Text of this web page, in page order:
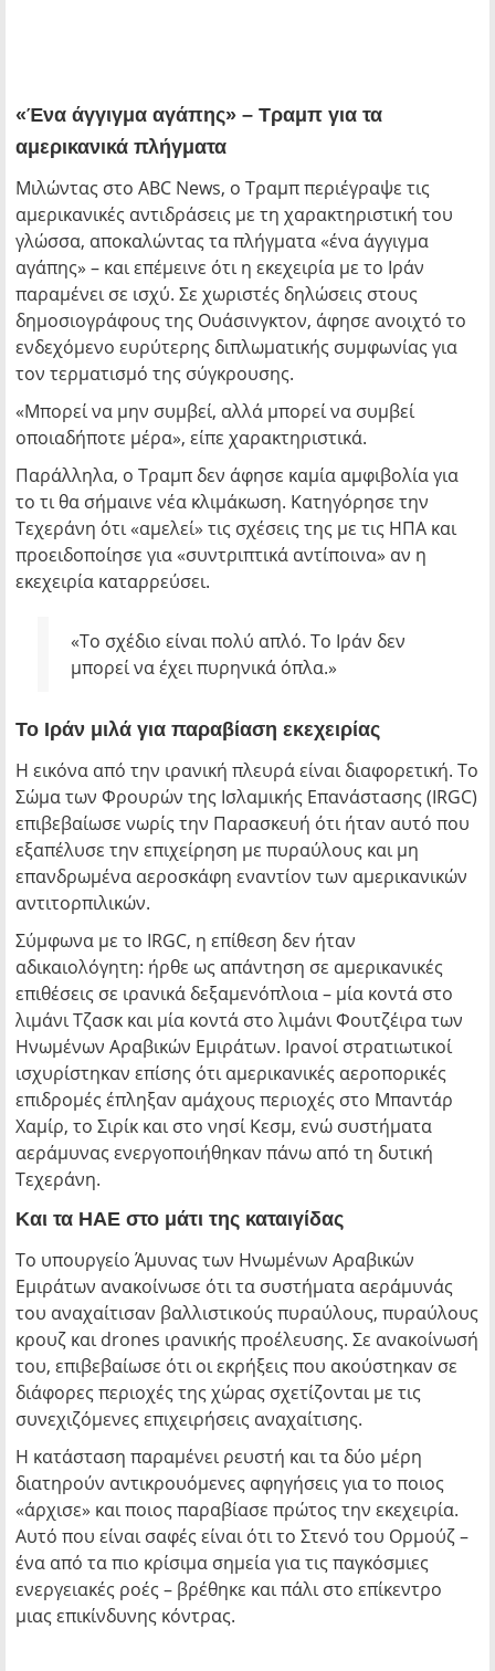
«Ένα άγγιγμα αγάπης» – Τραμπ για τα
αμερικανικά πλήγματα
Μιλώντας στο ABC News, ο Τραμπ περιέγραψε τις
αμερικανικές αντιδράσεις με τη χαρακτηριστική του
γλώσσα, αποκαλώντας τα πλήγματα «ένα άγγιγμα
αγάπης» – και επέμεινε ότι η εκεχειρία με το Ιράν
παραμένει σε ισχύ. Σε χωριστές δηλώσεις στους
δημοσιογράφους της Ουάσινγκτον, άφησε ανοιχτό το
ενδεχόμενο ευρύτερης διπλωματικής συμφωνίας για
τον τερματισμό της σύγκρουσης.
«Μπορεί να μην συμβεί, αλλά μπορεί να συμβεί
οποιαδήποτε μέρα», είπε χαρακτηριστικά.
Παράλληλα, ο Τραμπ δεν άφησε καμία αμφιβολία για
το τι θα σήμαινε νέα κλιμάκωση. Κατηγόρησε την
Τεχεράνη ότι «αμελεί» τις σχέσεις της με τις ΗΠΑ και
προειδοποίησε για «συντριπτικά αντίποινα» αν η
εκεχειρία καταρρεύσει.
«Το σχέδιο είναι πολύ απλό. Το Ιράν δεν
μπορεί να έχει πυρηνικά όπλα.»
Το Ιράν μιλά για παραβίαση εκεχειρίας
Η εικόνα από την ιρανική πλευρά είναι διαφορετική. Το
Σώμα των Φρουρών της Ισλαμικής Επανάστασης (IRGC)
επιβεβαίωσε νωρίς την Παρασκευή ότι ήταν αυτό που
εξαπέλυσε την επιχείρηση με πυραύλους και μη
επανδρωμένα αεροσκάφη εναντίον των αμερικανικών
αντιτορπιλικών.
Σύμφωνα με το IRGC, η επίθεση δεν ήταν
αδικαιολόγητη: ήρθε ως απάντηση σε αμερικανικές
επιθέσεις σε ιρανικά δεξαμενόπλοια – μία κοντά στο
λιμάνι Τζασκ και μία κοντά στο λιμάνι Φουτζέιρα των
Ηνωμένων Αραβικών Εμιράτων. Ιρανοί στρατιωτικοί
ισχυρίστηκαν επίσης ότι αμερικανικές αεροπορικές
επιδρομές έπληξαν αμάχους περιοχές στο Μπαντάρ
Χαμίρ, το Σιρίκ και στο νησί Κεσμ, ενώ συστήματα
αεράμυνας ενεργοποιήθηκαν πάνω από τη δυτική
Τεχεράνη.
Και τα ΗΑΕ στο μάτι της καταιγίδας
Το υπουργείο Άμυνας των Ηνωμένων Αραβικών
Εμιράτων ανακοίνωσε ότι τα συστήματα αεράμυνάς
του αναχαίτισαν βαλλιστικούς πυραύλους, πυραύλους
κρουζ και drones ιρανικής προέλευσης. Σε ανακοίνωσή
του, επιβεβαίωσε ότι οι εκρήξεις που ακούστηκαν σε
διάφορες περιοχές της χώρας σχετίζονται με τις
συνεχιζόμενες επιχειρήσεις αναχαίτισης.
Η κατάσταση παραμένει ρευστή και τα δύο μέρη
διατηρούν αντικρουόμενες αφηγήσεις για το ποιος
«άρχισε» και ποιος παραβίασε πρώτος την εκεχειρία.
Αυτό που είναι σαφές είναι ότι το Στενό του Ορμούζ –
ένα από τα πιο κρίσιμα σημεία για τις παγκόσμιες
ενεργειακές ροές – βρέθηκε και πάλι στο επίκεντρο
μιας επικίνδυνης κόντρας.